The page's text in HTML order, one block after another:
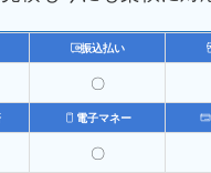
振込払い
〇
電子マネー
〇